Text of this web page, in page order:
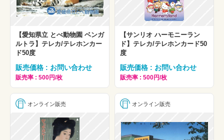
【愛知県立 とべ動物園 ベンガ
ルトラ】テレカ/テレホンカー
ド50度
販売価格 : お問い合わせ
販売率 : 500円/枚
【サンリオ ハーモニーラン
ド】テレカ/テレホンカード50
度
販売価格 : お問い合わせ
販売率 : 500円/枚
オンライン販売 オンライン販売